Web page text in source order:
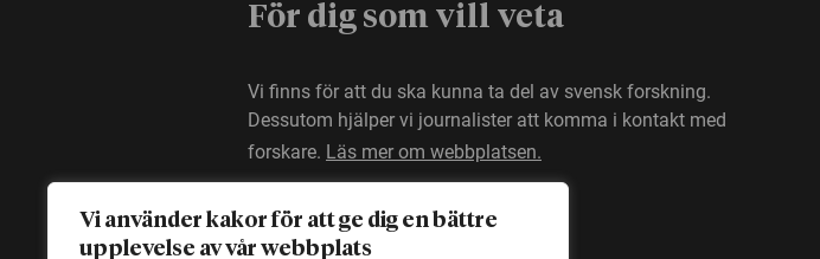
Vi använder kakor för att ge dig en bättre
upplevelse av vår webbplats
För dig som vill veta
Vi finns för att du ska kunna ta del av svensk forskning.
Dessutom hjälper vi journalister att komma i kontakt med
forskare. Läs mer om webbplatsen.